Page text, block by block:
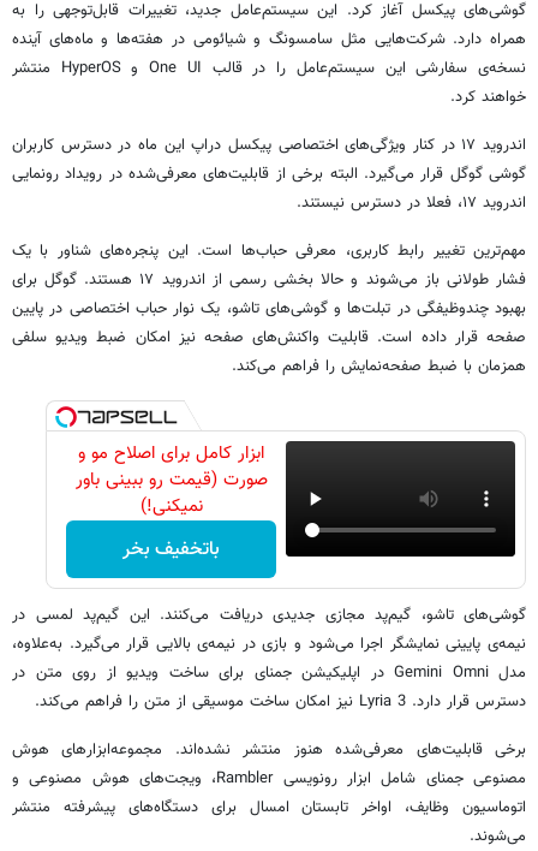
گوشی‌های پیکسل آغاز کرد. این سیستم‌عامل جدید، تغییرات قابل‌توجهی را به
همراه دارد. شرکت‌هایی مثل سامسونگ و شیائومی در هفته‌ها و ماه‌های آینده
نسخه‌ی سفارشی این سیستم‌عامل را در قالب One UI و HyperOS منتشر
خواهند کرد.
اندروید ۱۷ در کنار ویژگی‌های اختصاصی پیکسل دراپ این ماه در دسترس کاربران
گوشی گوگل قرار می‌گیرد. البته برخی از قابلیت‌های معرفی‌شده در رویداد رونمایی
اندروید ۱۷، فعلا در دسترس نیستند.
مهم‌ترین تغییر رابط کاربری، معرفی حباب‌ها است. این پنجره‌های شناور با یک
فشار طولانی باز می‌شوند و حالا بخشی رسمی از اندروید ۱۷ هستند. گوگل برای
بهبود چندوظیفگی در تبلت‌ها و گوشی‌های تاشو، یک نوار حباب اختصاصی در پایین
صفحه قرار داده است. قابلیت واکنش‌های صفحه نیز امکان ضبط ویدیو سلفی
همزمان با ضبط صفحه‌نمایش را فراهم می‌کند.
ابزار کامل برای اصلاح مو و
صورت (قیمت رو ببینی باور
نمیکنی!)
باتخفیف بخر
گوشی‌های تاشو، گیم‌پد مجازی جدیدی دریافت می‌کنند. این گیم‌پد لمسی در
نیمه‌ی پایینی نمایشگر اجرا می‌شود و بازی در نیمه‌ی بالایی قرار می‌گیرد. به‌علاوه،
مدل Gemini Omni در اپلیکیشن جمنای برای ساخت ویدیو از روی متن در
دسترس قرار دارد. Lyria 3 نیز امکان ساخت موسیقی از متن را فراهم می‌کند.
برخی قابلیت‌های معرفی‌شده هنوز منتشر نشده‌اند. مجموعه‌ابزارهای هوش
مصنوعی جمنای شامل ابزار رونویسی Rambler، ویجت‌های هوش مصنوعی و
اتوماسیون وظایف، اواخر تابستان امسال برای دستگاه‌های پیشرفته منتشر
می‌شوند.